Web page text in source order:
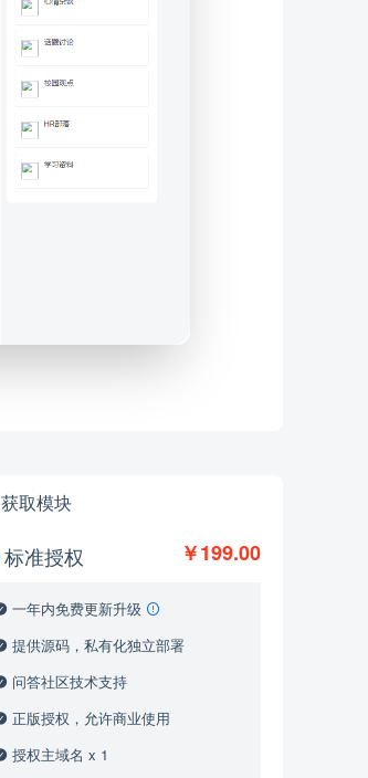
获取模块
￥199.00
标准授权
一年内免费更新升级
提供源码，私有化独立部署
问答社区技术支持
正版授权，允许商业使用
授权主域名 x 1